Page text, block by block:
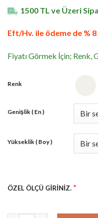
1500 TL ve Üzeri
Eft/Hv. ile ödeme de %
Fiyatı Görmek İçin; Renk,
Renk
Genişlik ( En )
Yükseklik ( Boy )
ÖZEL ÖLÇÜ GİRİNİZ. *